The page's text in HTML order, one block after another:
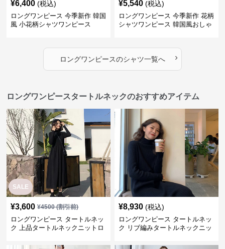
¥6,400 (税込)
ロングワンピース 今季新作 韓国
風 小花柄シャツワンピース
¥5,540 (税込)
ロングワンピース 今季新作 花柄
シャツワンピース 韓国風おしゃ
ロングワンピースのシャツ一覧へ ›
ロングワンピースタートルネックのおすすめアイテム
SALE
¥3,600 ¥4500(割引前)
ロングワンピース タートルネッ
ク 上品タートルネックニットロ
¥8,930 (税込)
ロングワンピース タートルネッ
ク リブ編みタートルネックニッ